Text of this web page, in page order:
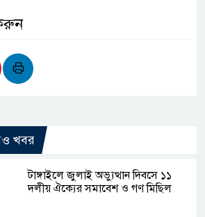
খবর
টাঙ্গাইলে জুলাই অভ্যুত্থান দিবসে ১১
দলীয় ঐক্যের সমাবেশ ও গণ মিছিল